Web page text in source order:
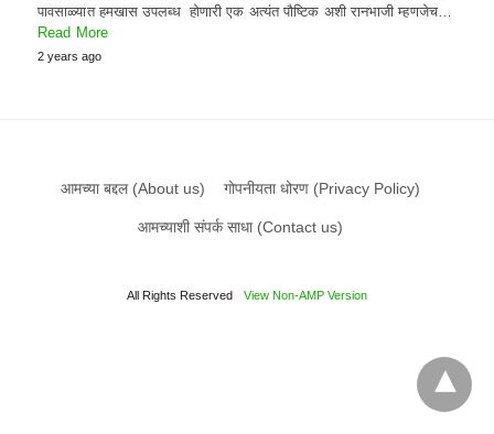
पावसाळ्यात हमखास उपलब्ध होणारी एक अत्यंत पौष्टिक अशी रानभाजी म्हणजेच…
Read More
2 years ago
आमच्या बद्दल (About us) गोपनीयता धोरण (Privacy Policy)
आमच्याशी संपर्क साधा (Contact us)
All Rights Reserved View Non-AMP Version